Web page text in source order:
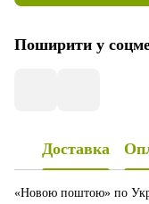
Поширити у
Доставка
«Новою поштою» по